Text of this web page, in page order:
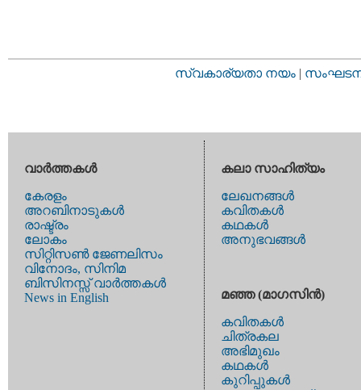
സ്വകാര്യതാ നയം |
വാര്‍ത്തകള്‍
കേരളം
അറബിനാടുകള്‍
രാഷ്ട്രം
ലോകം
സിറ്റിസണ്‍ ജേണലിസം
വിനോദം, സിനിമ
ബിസിനസ്സ് വാര്‍ത്തകള്‍
News in English
കലാ സാഹിത്യം
ലേഖനങ്ങള്‍
കവിതകള്‍
കഥകള്‍
അനുഭവങ്ങള്‍
മഞ്ഞ (മാഗസിന്‍)
കവിതകള്‍
ചിത്രകല
അഭിമുഖം
കഥകള്‍
കുറിപ്പുകള്‍